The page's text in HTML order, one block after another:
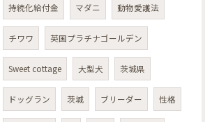
持続化給付金 マダニ 動物愛護法
チワワ 英国プラチナゴールデン
Sweet cottage 大型犬 茨城県
ドッグラン 茨城 ブリーダー 性格